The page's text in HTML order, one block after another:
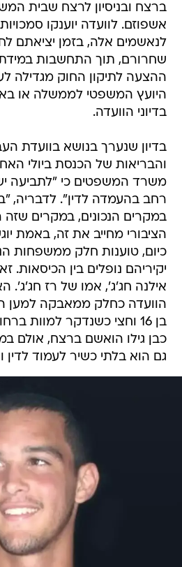
ברצח ובניסיון לרצח שבית
אשפוזם. לוועדה יוענקו
לנאשמים אלה, בזמן יציאתם
שחרורם, תוך התחשבות
ההצעה לתיקון החוק מגדילה
היועץ המשפטי לממשלה או בא
בדיוני הוועדה.
בדיון שנערך בנושא בוועדת
והבריאות של הכנסת ביולי
משרד המשפטים כי "לתביעה
רחב בהעמדה לדין". לדבריה,
במקרים הנכונים, במקרים שזה
הציבורי מחייב את זה, באמת
כיום, טוענות חלק ממשפחות
יקיריהם נופלים בין
אילנה חג'ג', אמו של רז חג'ג'.
הוועדה כחלק ממאבקה למען
בן 16 וחצי כשנדקר למוות
כבן גילו הואשם ברצח, אולם
גם הוא בלתי כשיר לעמוד לדין